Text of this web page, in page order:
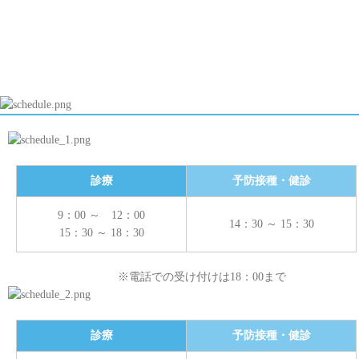
診療 予防接種・健診
9：00 ～ 12：00
15：30 ～ 18：30
14：30 ～ 15：30
※電話での受け付けは18：00まで
診療 予防接種・健診